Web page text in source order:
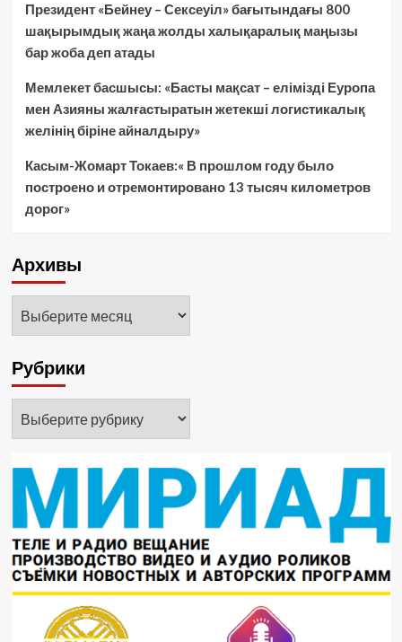
Президент «Бейнеу – Сексеуіл» бағытындағы 800
шақырымдық жаңа жолды халықаралық маңызы
бар жоба деп атады
Мемлекет басшысы: «Басты мақсат – елімізді Еуропа
мен Азияны жалғастыратын жетекші логистикалық
желінің біріне айналдыру»
Касым-Жомарт Токаев:« В прошлом году было
построено и отремонтировано 13 тысяч километров
дорог»
Архивы
Рубрики